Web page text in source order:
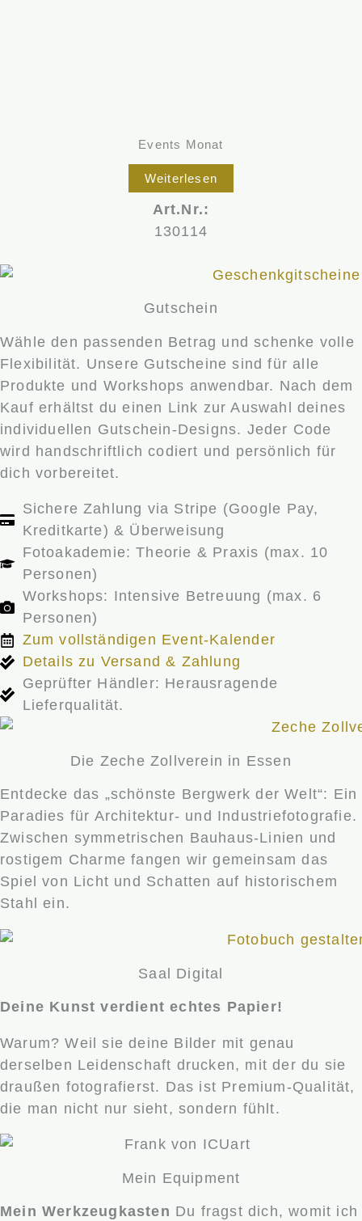
Events Monat
Weiterlesen
Art.Nr.:
130114
Gutschein
Wähle den passenden Betrag und schenke volle
Flexibilität. Unsere Gutscheine sind für alle
Produkte und Workshops anwendbar. Nach dem
Kauf erhältst du einen Link zur Auswahl deines
individuellen Gutschein-Designs. Jeder Code
wird handschriftlich codiert und persönlich für
dich vorbereitet.
Sichere Zahlung via Stripe (Google Pay,
Kreditkarte) & Überweisung
Fotoakademie: Theorie & Praxis (max. 10
Personen)
Workshops: Intensive Betreuung (max. 6
Personen)
Zum vollständigen Event-Kalender
Details zu Versand & Zahlung
Geprüfter Händler: Herausragende
Lieferqualität.
Die Zeche Zollverein in Essen
Entdecke das „schönste Bergwerk der Welt“: Ein
Paradies für Architektur- und Industriefotografie.
Zwischen symmetrischen Bauhaus-Linien und
rostigem Charme fangen wir gemeinsam das
Spiel von Licht und Schatten auf historischem
Stahl ein.
Saal Digital
Deine Kunst verdient echtes Papier!
Warum? Weil sie deine Bilder mit genau
derselben Leidenschaft drucken, mit der du sie
draußen fotografierst. Das ist Premium-Qualität,
die man nicht nur sieht, sondern fühlt.
Mein Equipment
Mein Werkzeugkasten Du fragst dich, womit ich